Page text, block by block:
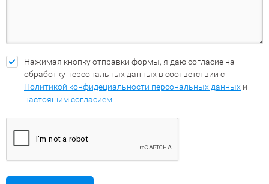
Нажимая кнопку отправки формы, я даю согласие на
обработку персональных данных в соответствии с
Политикой конфидециальности персональных данных и
настоящим согласием